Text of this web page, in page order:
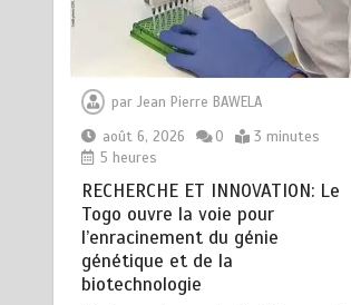
tourisme
août 6, 2026
4 minutes
3
28 NOUVEAUX MAGISTRATS
plus rapide, plus performante
et plus proche du citoyen
août 6, 2026
2 minutes
6 heures
parJean Pierre BAWELA
août 6, 2026
0
3 minutes
5 heures
RECHERCHE ET INNOVATION: Le
Togo ouvre la voie pour
l’enracinement du génie
génétique et de la
biotechnologie